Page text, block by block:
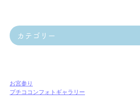
カテゴリー
お宮参り
プチココンフォトギャラリー